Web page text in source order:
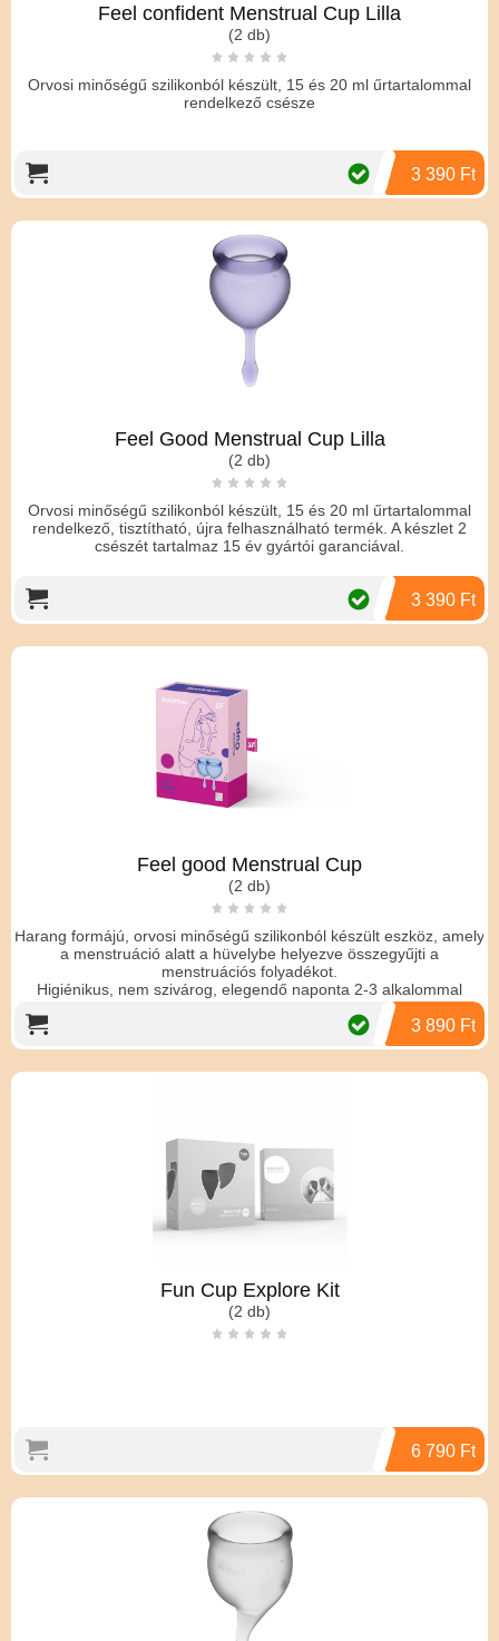
Feel confident Menstrual Cup Lilla
(2 db)
Orvosi minőségű szilikonból készült, 15 és 20 ml űrtartalommal
rendelkező csésze
3 390 Ft
Feel Good Menstrual Cup Lilla
(2 db)
Orvosi minőségű szilikonból készült, 15 és 20 ml űrtartalommal
rendelkező, tisztítható, újra felhasználható termék. A készlet 2
csészét tartalmaz 15 év gyártói garanciával.
3 390 Ft
Feel good Menstrual Cup
(2 db)
Harang formájú, orvosi minőségű szilikonból készült eszköz, amely
a menstruáció alatt a hüvelybe helyezve összegyűjti a
menstruációs folyadékot.
Higiénikus, nem szivárog, elegendő naponta 2-3 alkalommal
üríteni, éjszaka és sportolás közben is használható. Tisztható, így
Bőrbarát, könnyen felhelyezhető, anyaga nem okoz irritációt
A tisztításhoz langyos, szappanos víz ajánlott.
A csomagban 2 db kehely, 1 15ml-es és 1 20ml-es, valamint egy
antibakteriális tároló táska található.
15 év gyártói garanciával !
3 890 Ft
Fun Cup Explore Kit
(2 db)
6 790 Ft